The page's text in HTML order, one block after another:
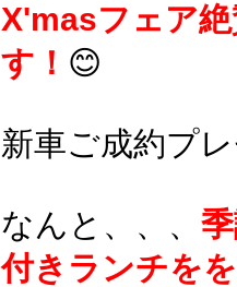
X'masフェア
す！ 😊
新車ご成約プ
なんと、、、
付きランチを